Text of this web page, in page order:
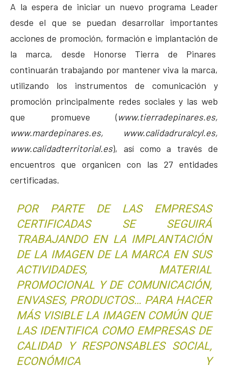
A la espera de iniciar un nuevo programa Leader
desde el que se puedan desarrollar importantes
acciones de promoción, formación e implantación de
la marca, desde Honorse Tierra de Pinares
continuarán trabajando por mantener viva la marca,
utilizando los instrumentos de comunicación y
promoción principalmente redes sociales y las web
que promueve (www.tierradepinares.es,
www.mardepinares.es, www.calidadruralcyl.es,
www.calidadterritorial.es), así como a través de
encuentros que organicen con las 27 entidades
certificadas.
POR PARTE DE LAS EMPRESAS
CERTIFICADAS SE SEGUIRÁ
TRABAJANDO EN LA IMPLANTACIÓN
DE LA IMAGEN DE LA MARCA EN SUS
ACTIVIDADES, MATERIAL
PROMOCIONAL Y DE COMUNICACIÓN,
ENVASES, PRODUCTOS… PARA HACER
MÁS VISIBLE LA IMAGEN COMÚN QUE
LAS IDENTIFICA COMO EMPRESAS DE
CALIDAD Y RESPONSABLES SOCIAL,
ECONÓMICA Y